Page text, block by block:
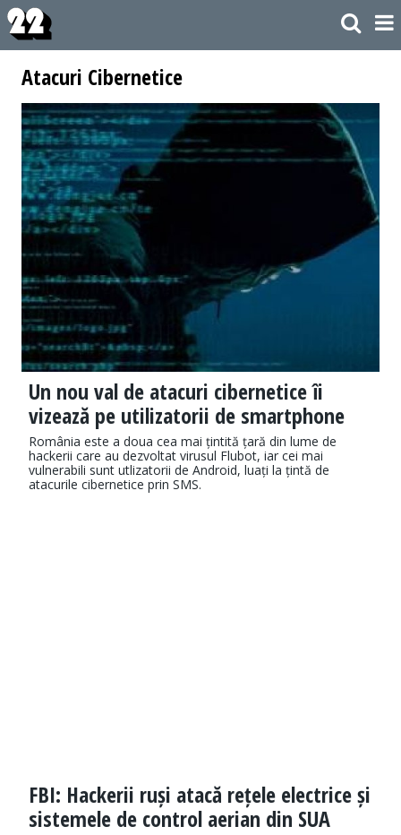
Atacuri Cibernetice
Un nou val de atacuri cibernetice îi
vizează pe utilizatorii de smartphone
România este a doua cea mai țintită țară din lume de
hackerii care au dezvoltat virusul Flubot, iar cei mai
vulnerabili sunt utlizatorii de Android, luați la țintă de
atacurile cibernetice prin SMS.
FBI: Hackerii ruși atacă rețele electrice și
sistemele de control aerian din SUA